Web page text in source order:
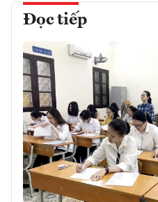
Đọc tiếp